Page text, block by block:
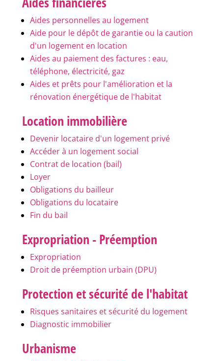
Aides personnelles au logement
Aide pour le dépôt de garantie ou la caution
d'un logement en location
Aides au paiement des factures : eau,
téléphone, électricité, gaz
Aides et prêts pour l'amélioration et la
rénovation énergétique de l'habitat
Location immobilière
Devenir locataire d'un logement privé
Accéder à un logement social
Contrat de location (bail)
Loyer
Obligations du bailleur
Obligations du locataire
Fin du bail
Expropriation - Préemption
Expropriation
Droit de préemption urbain (DPU)
Protection et sécurité de l'habitat
Risques sanitaires et sécurité du logement
Diagnostic immobilier
Urbanisme